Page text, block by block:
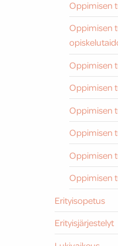
Oppimisen
Oppimisen
Oppimisen
Oppimisen
Oppimisen
Oppimisen
Oppimisen
Oppimisen
Erityisopetus
Erityisjärjestelyt